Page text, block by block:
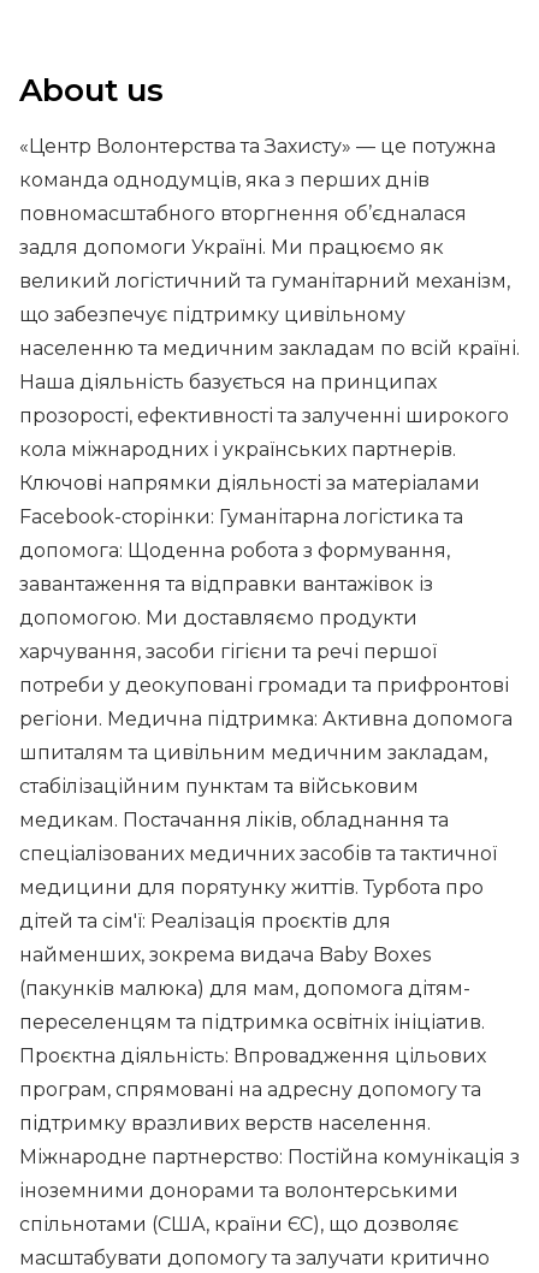
About us
«Центр Волонтерства та Захисту» — це потужна
команда однодумців, яка з перших днів
повномасштабного вторгнення об’єдналася
задля допомоги Україні. Ми працюємо як
великий логістичний та гуманітарний механізм,
що забезпечує підтримку цивільному
населенню та медичним закладам по всій країні.
Наша діяльність базується на принципах
прозорості, ефективності та залученні широкого
кола міжнародних і українських партнерів.
Ключові напрямки діяльності за матеріалами
Facebook-сторінки: Гуманітарна логістика та
допомога: Щоденна робота з формування,
завантаження та відправки вантажівок із
допомогою. Ми доставляємо продукти
харчування, засоби гігієни та речі першої
потреби у деокуповані громади та прифронтові
регіони. Медична підтримка: Активна допомога
шпиталям та цивільним медичним закладам,
стабілізаційним пунктам та військовим
медикам. Постачання ліків, обладнання та
спеціалізованих медичних засобів та тактичної
медицини для порятунку життів. Турбота про
дітей та сім'ї: Реалізація проєктів для
найменших, зокрема видача Baby Boxes
(пакунків малюка) для мам, допомога дітям-
переселенцям та підтримка освітніх ініціатив.
Проєктна діяльність: Впровадження цільових
програм, спрямовані на адресну допомогу та
підтримку вразливих верств населення.
Міжнародне партнерство: Постійна комунікація з
іноземними донорами та волонтерськими
спільнотами (США, країни ЄС), що дозволяє
масштабувати допомогу та залучати критично